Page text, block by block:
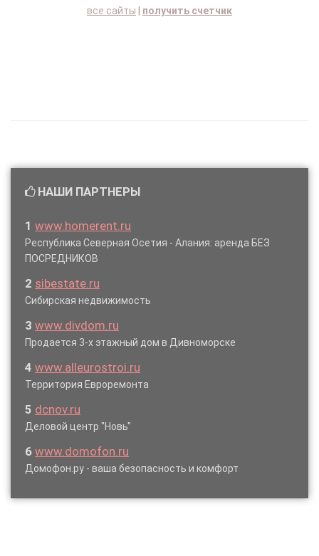
все сайты получить счетчик
НАШИ ПАРТНЕРЫ
1 www.homerent.ru
Республика Северная Осетия - Алания: аренда БЕЗ
ПОСРЕДНИКОВ
2 sibestate.ru
Сибирская недвижимость
3 www.divdom.ru
Продается 3-х этажный дом в Дивноморске
4 www.alleurostroi.ru
Территория Евроремонта
5 dcnov.ru
Деловой центр "Новь"
6 www.domofon.ru
Домофон.ру - ваша безопасность и комфорт